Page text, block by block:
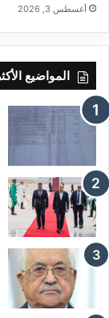
أغسطس 3, 2026
المواضيع